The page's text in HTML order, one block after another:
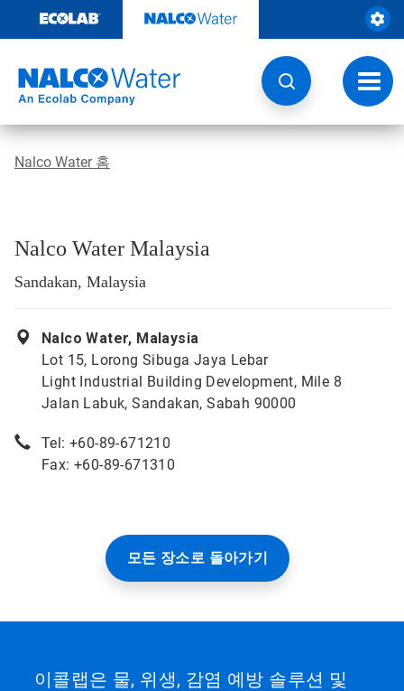
츠
기
토
글
내
비
Nalco Water 홈
Nalco Water Malaysia
Sandakan, Malaysia
Nalco Water, Malaysia
Lot 15, Lorong Sibuga Jaya Lebar
Light Industrial Building Development, Mile 8
Jalan Labuk, Sandakan, Sabah 90000
Tel: +60-89-671210
Fax: +60-89-671310
모든 장소로 돌아가기
이콜랩은 물, 위생, 감염 예방 솔루션 및